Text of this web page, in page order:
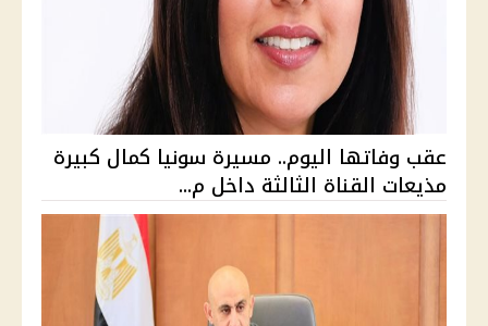
عقب وفاتها اليوم.. مسيرة سونيا كمال كبيرة
مذيعات القناة الثالثة داخل م...